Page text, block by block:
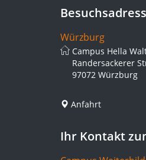
Würzburg
Campus Hella
Randersackerer
97072 Würzburg
Anfahrt
Ihr Kontakt